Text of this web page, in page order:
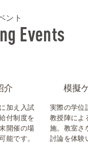
ント
Events
介
加え入試
付制度を
開催の場
能です。
模擬
実際の学位
教授陣によ
施。教室さ
討論を体験